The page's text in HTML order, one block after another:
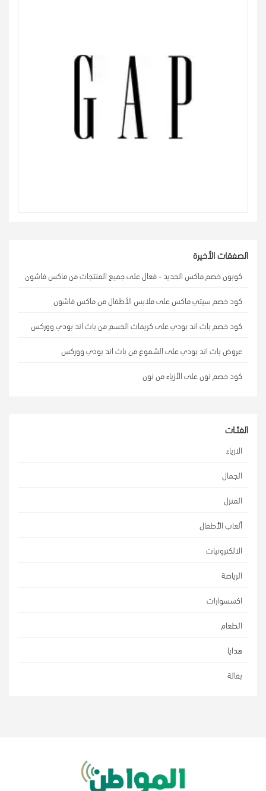
الصفقات الأخيرة
كوبون خصم ماكس الجديد - فعال على جميع المنتجات من ماكس فاشون
كود خصم سيتي ماكس على ملابس الأطفال من ماكس فاشون
كود خصم باث اند بودي على كريمات الجسم من باث اند بودي ووركس
عروض باث اند بودي على الشموع من باث اند بودي ووركس
كود خصم نون على الأزياء من نون
الفئـات
الازياء
الجمال
المنزل
ألعاب الأطفال
الالكترونيات
الرياضة
اكسسوارات
الطعام
هدايا
بقالة